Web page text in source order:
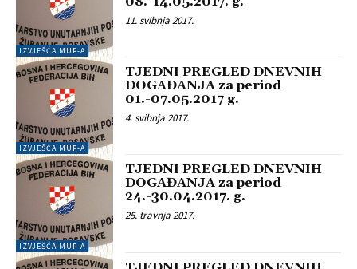
IZVJEŠĆA MUP-A
11. svibnja 2017.
IZVJEŠĆA MUP-A
TJEDNI PREGLED DNEVNIH
DOGAĐANJA za period
01.-07.05.2017 g.
4. svibnja 2017.
IZVJEŠĆA MUP-A
TJEDNI PREGLED DNEVNIH
DOGAĐANJA za period
24.-30.04.2017. g.
25. travnja 2017.